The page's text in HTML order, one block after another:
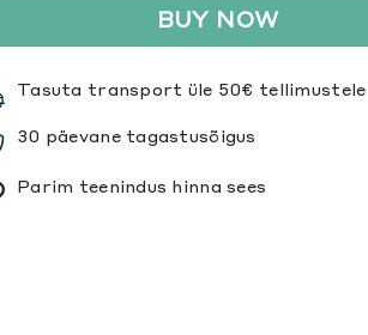
BUY NOW
Tasuta transport üle 50€ tellimustele
30 päevane tagastusõigus
Parim teenindus hinna sees